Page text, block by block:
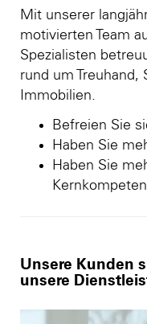
Mit unserer
motivierten Team
Spezialisten
rund um Treuhand,
Immobilien.
Befreien Sie
Haben Sie
Haben Sie
Unsere Kunden
unsere